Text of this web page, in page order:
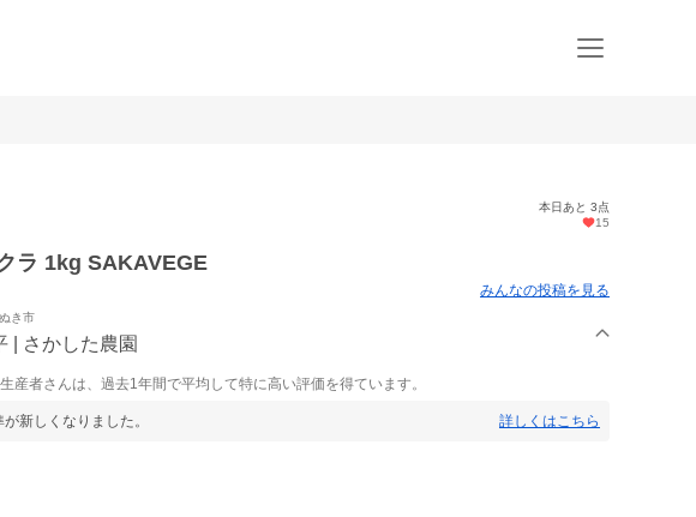
本日あと 3点
15
ラ 1kg SAKAVEGE
みんなの投稿を見る
き市
| さかした農園
産者さんは、過去1年間で平均して特に高い評価を得ています。
新しくなりました。 詳しくはこちら